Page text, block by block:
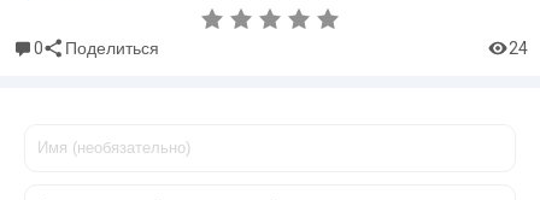
0 Поделиться 24